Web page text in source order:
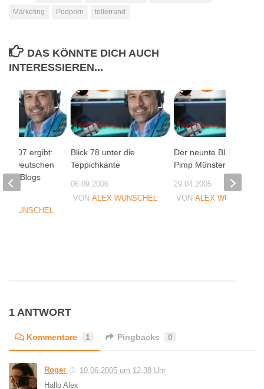
Marketing
Podporn tellerrand
DAS KÖNNTE DICH AUCH
INTERESSIEREN...
Blick 78 unter die
Teppichkante
06.09.2006
VON ALEX WUNSCHEL
Der neunte Blick –
Pimp Münster
29.04.2005
VONALEX WUNSCHEL
2007 ergibt:
Deutschen
Blogs
WUNSCHEL
1 ANTWORT
Kommentare 1 Pingbacks 0
Roger
10.06.2005 um 12:38 Uhr
Hallo Alex